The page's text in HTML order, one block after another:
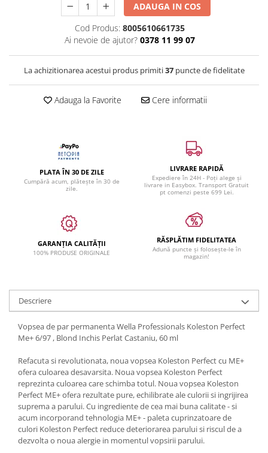
ADAUGA IN COS
Cod Produs: 8005610661735
Ai nevoie de ajutor? 0378 11 99 07
La achizitionarea acestui produs primiti37puncte de fidelitate
Adauga la Favorite Cere informatii
PLATA ÎN 30 DE ZILE
Cumpără acum, plătește în 30 de
zile.
LIVRARE RAPIDĂ
Expediere în 24H - Poți alege și
livrare in Easybox. Transport Gratuit
pt comenzi peste 699 Lei.
GARANȚIA CALITĂȚII
100% PRODUSE ORIGINALE
RĂSPLĂTIM FIDELITATEA
Adună puncte și folosește-le în
magazin!
Descriere
Vopsea de par permanenta Wella Professionals Koleston Perfect
Me+ 6/97 , Blond Inchis Perlat Castaniu, 60 ml
Refacuta si revolutionata, noua vopsea Koleston Perfect cu ME+
ofera culoarea desavarsita. Noua vopsea Koleston Perfect
reprezinta culoarea care schimba totul. Noua vopsea Koleston
Perfect ME+ ofera rezultate pure, echilibrate ale culorii si ingrijirea
suprema a parului. Cu ingrediente de cea mai buna calitate - si
acum incorporand tehnologia ME+ - paleta cuprinzatoare de
culori Koleston Perfect reduce deteriorarea parului si riscul de a
dezvolta o noua alergie in momentul vopsirii parului.